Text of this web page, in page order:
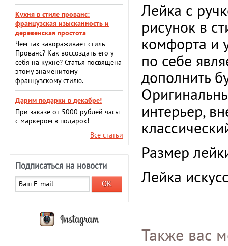
Лейка с
рисунок в
комфорта и
по себе
дополнить
интерьер,
Размер
Лейка
Также вас
Кухня в стиле прованс:
французская изысканность и
деревенская простота
Чем так завораживает стиль
Прованс? Как воссоздать его у
себя на кухне? Статья посвящена
этому знаменитому
французскому стилю.
Дарим подарки в декабре!
При заказе от 5000 рублей часы
с маркером в подарок!
Все статьи
Подписаться на новости